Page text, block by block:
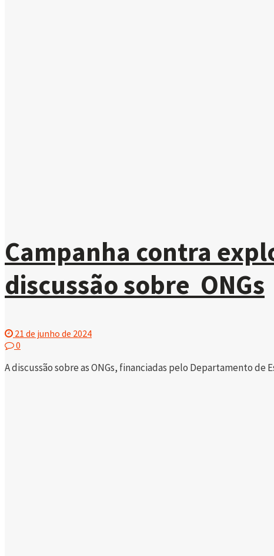
Campanha contra
discussão sobre ONGs
21 de junho de 2024
0
A discussão sobre as ONGs, financiadas pelo Departamento